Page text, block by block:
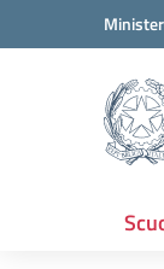
Vai ai contenuti
Vai al menu di